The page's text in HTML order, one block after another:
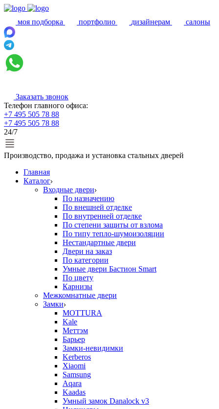
моя подборка портфолио дизайнерам салоны
Заказать звонок
Телефон главного офиса:
+7 495 505 78 88
+7 495 505 78 88
24/7
Производство, продажа и установка стальных дверей
Главная
Каталог
Входные двери
По назначению
По внешней отделке
По внутренней отделке
По степени защиты от взлома
По типу тепло-шумоизоляции
Нестандартные двери
Двери на заказ
По категории
Умные двери Бастион Smart
По цвету
Карнизы
Межкомнатные двери
Замки
MOTTURA
Kale
Меттэм
Барьер
Замки-невидимки
Kerberos
Xiaomi
Samsung
Aqara
Kaadas
Умный замок Danalock v3